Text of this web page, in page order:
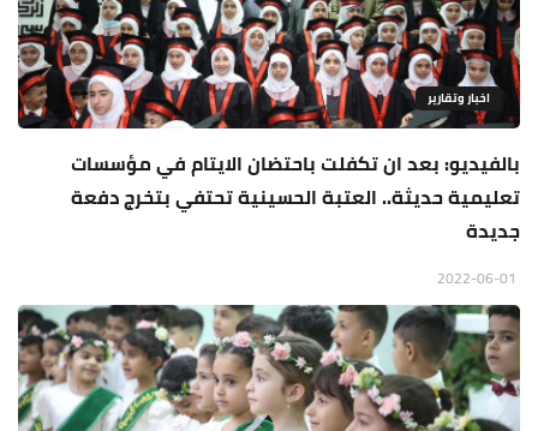
اخبار وتقارير
بالفيديو: بعد ان تكفلت باحتضان الايتام في مؤسسات
تعليمية حديثة.. العتبة الحسينية تحتفي بتخرج دفعة
جديدة